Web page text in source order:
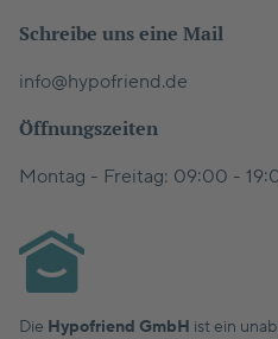
Schreibe uns eine Mail
info@hypofriend.de
Öffnungszeiten
Montag - Freitag: 09:00 -
Die Hypofriend GmbH ist ein